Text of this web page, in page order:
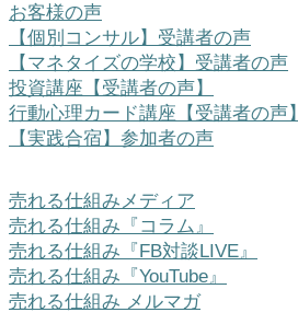
お客様の声
【個別コンサル】受講者の声
【マネタイズの学校】受講者の声
投資講座【受講者の声】
行動心理カード講座【受講者の声】
【実践合宿】参加者の声
売れる仕組みメディア
売れる仕組み『コラム』
売れる仕組み『FB対談LIVE』
売れる仕組み『YouTube』
売れる仕組み メルマガ